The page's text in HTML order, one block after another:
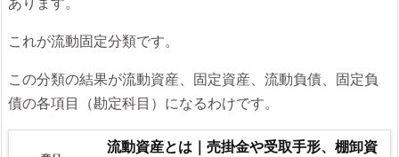
これが流動固定分類です。
この分類の結果が流動資産、固定資産、流動負債、固定負
債の各項目（勘定科目）になるわけです。
流動資産とは｜売掛金や受取手形、棚卸資